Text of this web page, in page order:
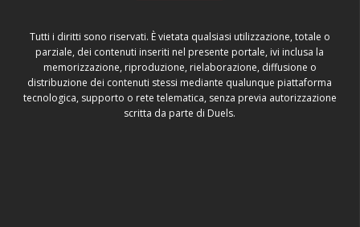
Tutti i diritti sono riservati. È vietata qualsiasi utilizzazione, totale o
parziale, dei contenuti inseriti nel presente portale, ivi inclusa la
memorizzazione, riproduzione, rielaborazione, diffusione o
distribuzione dei contenuti stessi mediante qualunque piattaforma
tecnologica, supporto o rete telematica, senza previa autorizzazione
scritta da parte di Duels.